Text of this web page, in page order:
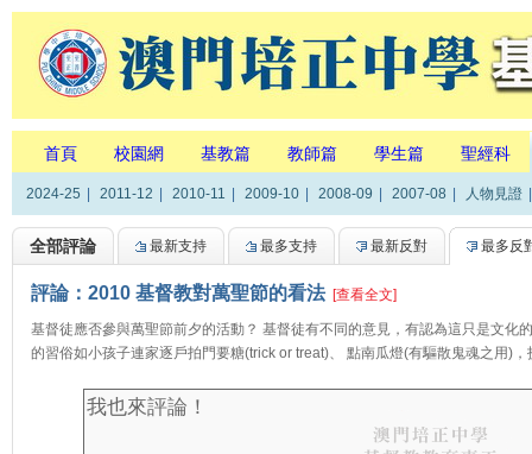
首頁 校園網 基教篇 教師篇 學生篇 聖經科
2024-25 2011-12 2010-11 2009-10 2008-09 2007-08 人物見證
全部評論 最新支持 最多支持 最新反對 最多反
評論：2010 基督教對萬聖節的看法 [查看全文]
基督徒應否參與萬聖節前夕的活動？ 基督徒有不同的意見，有認為這只是文化
的習俗如小孩子連家逐戶拍門要糖(trick or treat)、 點南瓜燈(有驅散鬼魂之用)